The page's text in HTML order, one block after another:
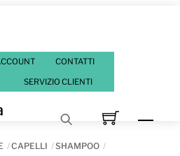
CONTATTI
SERVIZIO CLIENTI
CAPELLI SHAMPOO